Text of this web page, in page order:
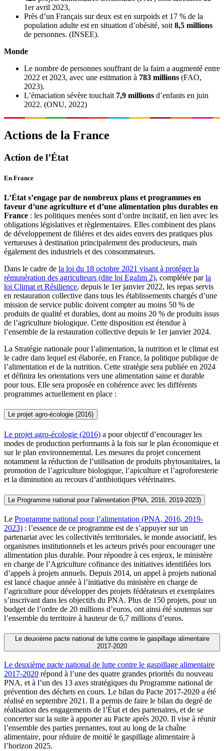
1er avril 2023,
Près d’un Français sur deux est en surpoids et 17 % de la
population adulte est en situation d’obésité, soit 8,5 millions
de personnes. (INSEE).
Monde
Le nombre de personnes souffrant de la faim a augmenté entre
2022 et 2023, avec une estimation à 783 millions (FAO,
2023).
L’émaciation sévère touchait 7,9 millions d’enfants en juin
2022. (ONU, 2022)
Actions de la France
Action de l’État
En France
L’État s’engage par de nombreux plans et programmes en
faveur d’une agriculture et d’une alimentation plus durables en
France : les politiques menées sont d’ordre incitatif, en lien avec les
obligations législatives et règlementaires. Elles combinent des plans
de développement de filières et des aides envers des pratiques plus
vertueuses à destination principalement des producteurs, mais
également des industriels et des consommateurs.
Dans le cadre de la loi du 18 octobre 2021 visant à protéger la
rémunération des agriculteurs (dite loi Egalim 2), complétée parla
loi Climat et Résilience, depuis le 1er janvier 2022, les repas servis
en restauration collective dans tous les établissements chargés d’une
mission de service public doivent compter au moins 50 % de
produits de qualité et durables, dont au moins 20 % de produits issus
de l’agriculture biologique. Cette disposition est étendue à
l’ensemble de la restauration collective depuis le 1er janvier 2024.
La Stratégie nationale pour l’alimentation, la nutrition et le climat est
le cadre dans lequel est élaborée, en France, la politique publique de
l’alimentation et de la nutrition. Cette stratégie sera publiée en 2024
et définira les orientations vers une alimentation saine et durable
pour tous. Elle sera proposée en cohérence avec les différents
programmes actuellement en place :
Le projet agro-écologie (2016)
Le projet agro-écologie (2016) a pour objectif d’encourager les
modes de production performants à la fois sur le plan économique et
sur le plan environnemental. Les mesures du projet concernent
notamment la réduction de l’utilisation de produits phytosanitaires, la
promotion de l’agriculture biologique, l’apiculture et l’agroforesterie
et la diminution au recours d’antibiotiques vétérinaires.
Le Programme national pour l’alimentation (PNA, 2016, 2019-2023)
Le Programme national pour l’alimentation (PNA, 2016, 2019-
2023) : l’essence de ce programme est de s’appuyer sur un
partenariat avec les collectivités territoriales, le monde associatif, les
organismes institutionnels et les acteurs privés pour encourager une
alimentation plus durable. Pour répondre à ces enjeux, le ministère
en charge de l’Agriculture cofinance des initiatives identifiées lors
d’appels à projets annuels. Depuis 2014, un appel à projets national
est lancé chaque année à l’initiative du ministère en charge de
l’agriculture pour développer des projets fédérateurs et exemplaires
s’inscrivant dans les objectifs du PNA. Plus de 150 projets, pour un
budget de l’ordre de 20 millions d’euros, ont ainsi été soutenus sur
l’ensemble du territoire à hauteur de 6,7 millions d’euros.
Le deuxième pacte national de lutte contre le gaspillage alimentaire
2017-2020
Le deuxième pacte national de lutte contre le gaspillage alimentaire
2017-2020 répond à l’une des quatre grandes priorités du nouveau
PNA, et à l’un des 13 axes stratégiques du Programme national de
prévention des déchets en cours. Le bilan du Pacte 2017-2020 a été
réalisé en septembre 2021. Il a permis de faire le bilan du degré de
réalisation des engagements de l’État et des partenaires, et de se
concerter sur la suite à apporter au Pacte après 2020. Il vise à réunir
l’ensemble des parties prenantes, tout au long de la chaîne
alimentaire, pour réduire de moitié le gaspillage alimentaire à
l’horizon 2025.